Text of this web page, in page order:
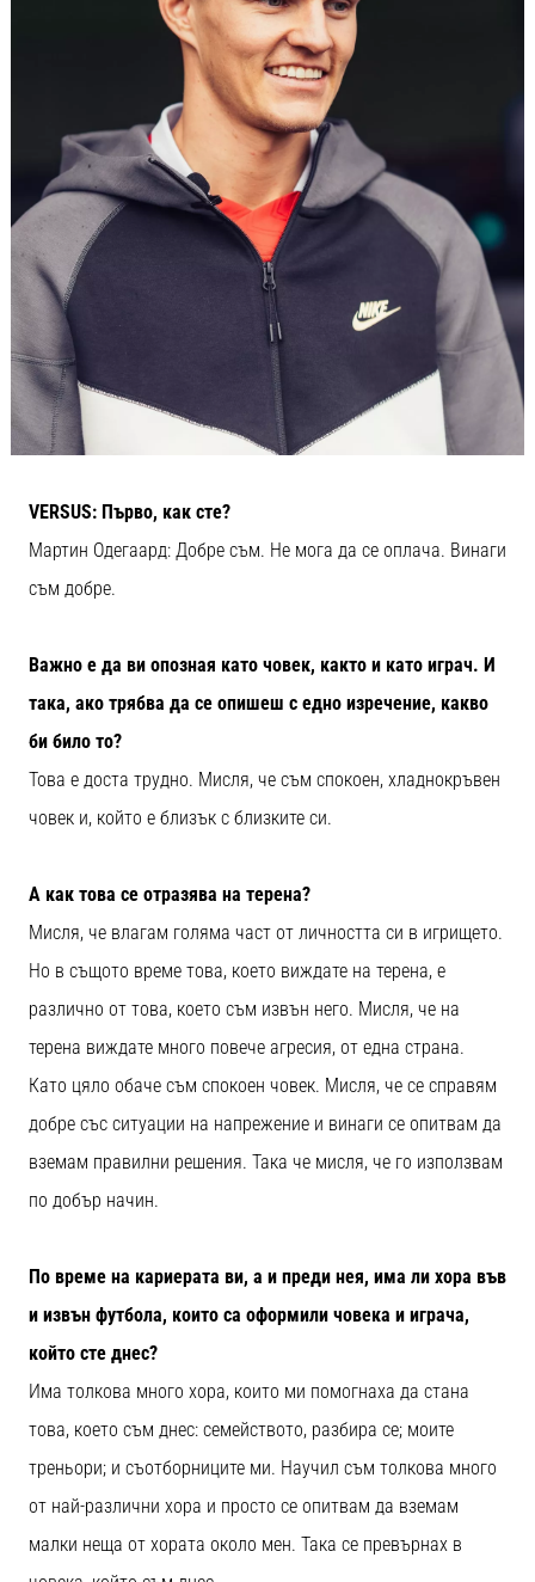
VERSUS: Първо, как сте?
Мартин Одегаард: Добре съм. Не мога да се оплача. Винаги
съм добре.
Важно е да ви опозная като човек, както и като играч. И
така, ако трябва да се опишеш с едно изречение, какво
би било то?
Това е доста трудно. Мисля, че съм спокоен, хладнокръвен
човек и, който е близък с близките си.
А как това се отразява на терена?
Мисля, че влагам голяма част от личността си в игрището.
Но в същото време това, което виждате на терена, е
различно от това, което съм извън него. Мисля, че на
терена виждате много повече агресия, от една страна.
Като цяло обаче съм спокоен човек. Мисля, че се справям
добре със ситуации на напрежение и винаги се опитвам да
вземам правилни решения. Така че мисля, че го използвам
по добър начин.
По време на кариерата ви, а и преди нея, има ли хора във
и извън футбола, които са оформили човека и играча,
който сте днес?
Има толкова много хора, които ми помогнаха да стана
това, което съм днес: семейството, разбира се; моите
треньори; и съотборниците ми. Научил съм толкова много
от най-различни хора и просто се опитвам да вземам
малки неща от хората около мен. Така се превърнах в